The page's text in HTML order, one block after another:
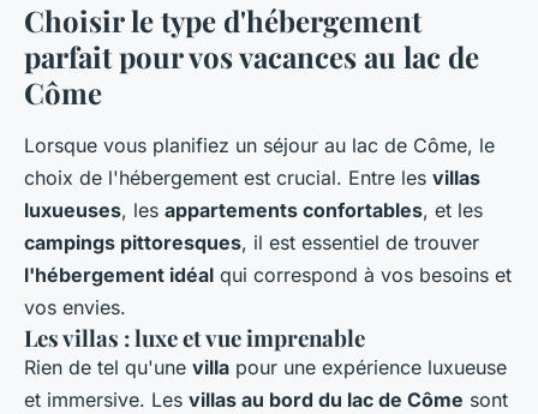
Choisir le type d'hébergement
parfait pour vos vacances au lac de
Côme
Lorsque vous planifiez un séjour au lac de Côme, le
choix de l'hébergement est crucial. Entre les villas
luxueuses, les appartements confortables, et les
campings pittoresques, il est essentiel de trouver
l'hébergement idéal qui correspond à vos besoins et
vos envies.
Les villas : luxe et vue imprenable
Rien de tel qu'une villa pour une expérience luxueuse
et immersive. Les villas au bord du lac de Côme sont